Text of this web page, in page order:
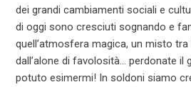
dei grandi cambiamenti sociali e
di oggi sono cresciuti sognando e
quell’atmosfera magica, un misto
dall’alone di favolosità… perdonate il
potuto esimermi! In soldoni siamo